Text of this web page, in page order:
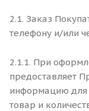
2.1. Заказ
телефону и/или
2.1.1. При
предоставляет
информацию для
товар и